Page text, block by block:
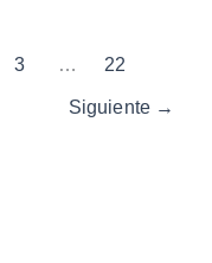
3 … 22
Siguiente →